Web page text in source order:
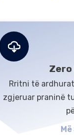
Zero
Rritni të
zgjeruar praninë